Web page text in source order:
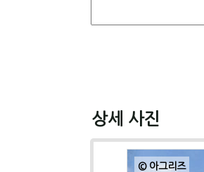
상세 사진
© 아그리즈